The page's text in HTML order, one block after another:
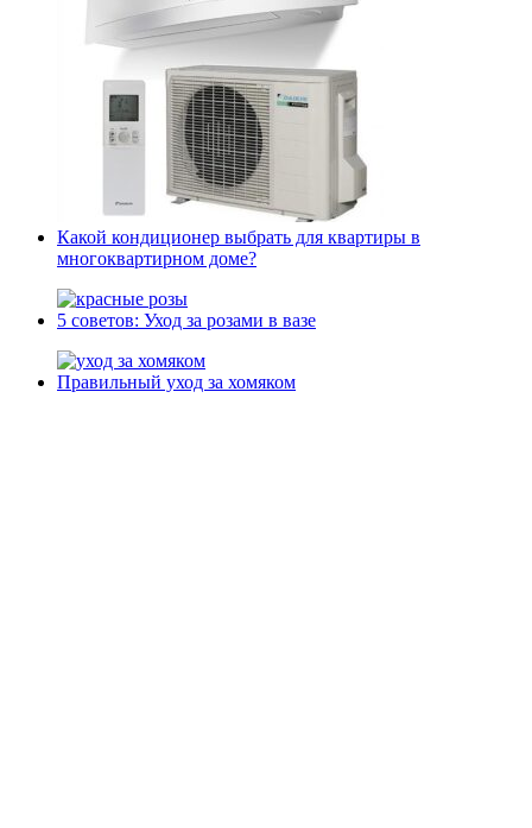
Какой кондиционер выбрать для квартиры в
многоквартирном доме?
5 советов: Уход за розами в вазе
Правильный уход за хомяком